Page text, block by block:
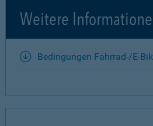
Weitere
Bedingungen Fahrrad-/E-